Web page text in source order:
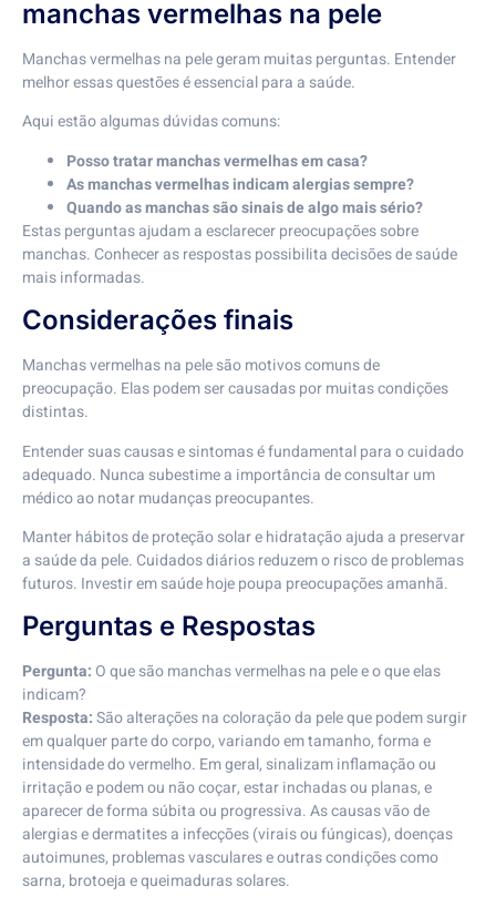
manchas vermelhas na pele
Manchas vermelhas na pele geram muitas perguntas. Entender
melhor essas questões é essencial para a saúde.
Aqui estão algumas dúvidas comuns:
Posso tratar manchas vermelhas em casa?
As manchas vermelhas indicam alergias sempre?
Quando as manchas são sinais de algo mais sério?
Estas perguntas ajudam a esclarecer preocupações sobre
manchas. Conhecer as respostas possibilita decisões de saúde
mais informadas.
Considerações finais
Manchas vermelhas na pele são motivos comuns de
preocupação. Elas podem ser causadas por muitas condições
distintas.
Entender suas causas e sintomas é fundamental para o cuidado
adequado. Nunca subestime a importância de consultar um
médico ao notar mudanças preocupantes.
Manter hábitos de proteção solar e hidratação ajuda a preservar
a saúde da pele. Cuidados diários reduzem o risco de problemas
futuros. Investir em saúde hoje poupa preocupações amanhã.
Perguntas e Respostas
Pergunta: O que são manchas vermelhas na pele e o que elas
indicam?
Resposta:São alterações na coloração da pele que podem surgir
em qualquer parte do corpo, variando em tamanho, forma e
intensidade do vermelho. Em geral, sinalizam inflamação ou
irritação e podem ou não coçar, estar inchadas ou planas, e
aparecer de forma súbita ou progressiva. As causas vão de
alergias e dermatites a infecções (virais ou fúngicas), doenças
autoimunes, problemas vasculares e outras condições como
sarna, brotoeja e queimaduras solares.